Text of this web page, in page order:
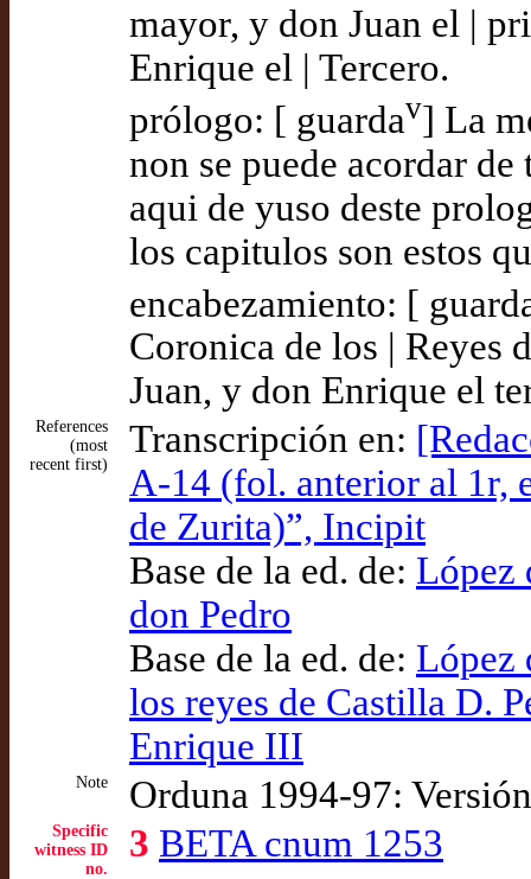
mayor, y don Juan el |
Enrique el | Tercero.
prólogo: [ guardav] La
non se puede acordar
aqui de yuso deste
los capitulos son estos
encabezamiento: [
Coronica de los | Reyes
Juan, y don Enrique el
References
(most
recent first)
Transcripción en:
A-14 (fol. anterior al 1r,
de Zurita)”, Incipit
Base de la ed. de: López
don Pedro
Base de la ed. de: López
los reyes de Castilla D.
Enrique III
Note Orduna 1994-97:
Specific
witness ID
no.
3 BETA cnum 1253